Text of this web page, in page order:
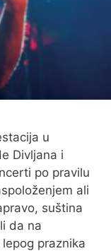
u
Divljana i
po pravilu
ali
suština
da na
praznika